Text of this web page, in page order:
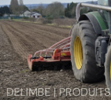
DELIMBE | PRODUITS